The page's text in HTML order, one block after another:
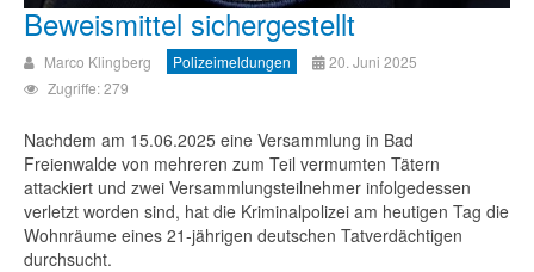
Beweismittel sichergestellt
Marco Klingberg Polizeimeldungen
20. Juni 2025
Zugriffe: 279
Nachdem am 15.06.2025 eine Versammlung in Bad
Freienwalde von mehreren zum Teil vermumten Tätern
attackiert und zwei Versammlungsteilnehmer infolgedessen
verletzt worden sind, hat die Kriminalpolizei am heutigen Tag die
Wohnräume eines 21-jährigen deutschen Tatverdächtigen
durchsucht.